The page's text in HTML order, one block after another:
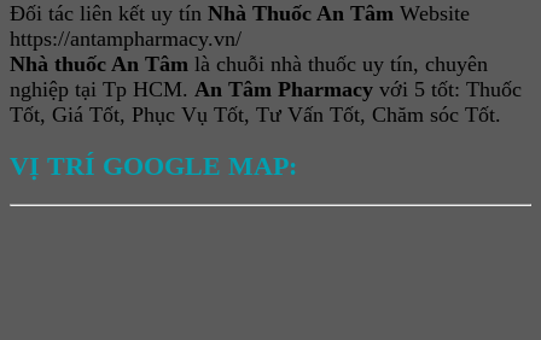
Đối tác liên kết uy tín Nhà Thuốc An Tâm Website
https://antampharmacy.vn/
Nhà thuốc An Tâm là chuỗi nhà thuốc uy tín, chuyên
nghiệp tại Tp HCM. An Tâm Pharmacy với 5 tốt: Thuốc
Tốt, Giá Tốt, Phục Vụ Tốt, Tư Vấn Tốt, Chăm sóc Tốt.
VỊ TRÍ GOOGLE MAP: